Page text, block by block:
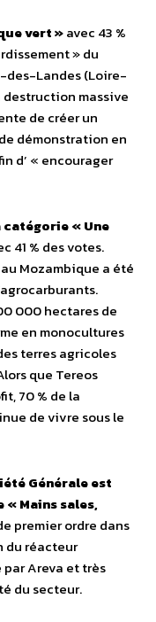
vert »avec 43 %
» du
des-Landes (Loire-
massive
de créer un
démonstration en
d’ « encourager
catégorie « Une
41 % des votes.
Mozambique a été
000 hectares de
en monocultures
terres agricoles
que Tereos
70 % de la
de vivre sous le
Générale est
Mains sales,
premier ordre dans
du réacteur
par Areva et très
du secteur.